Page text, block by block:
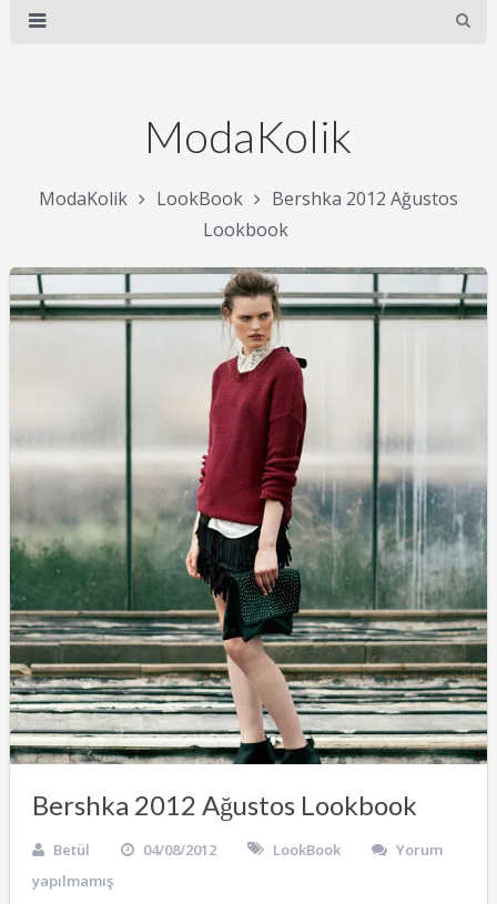
ModaKolik
ModaKolik LookBook
Bershka 2012 Ağustos
Lookbook
Bershka 2012 Ağustos Lookbook
Betül 04/08/2012 LookBook
Yorum
yapılmamış